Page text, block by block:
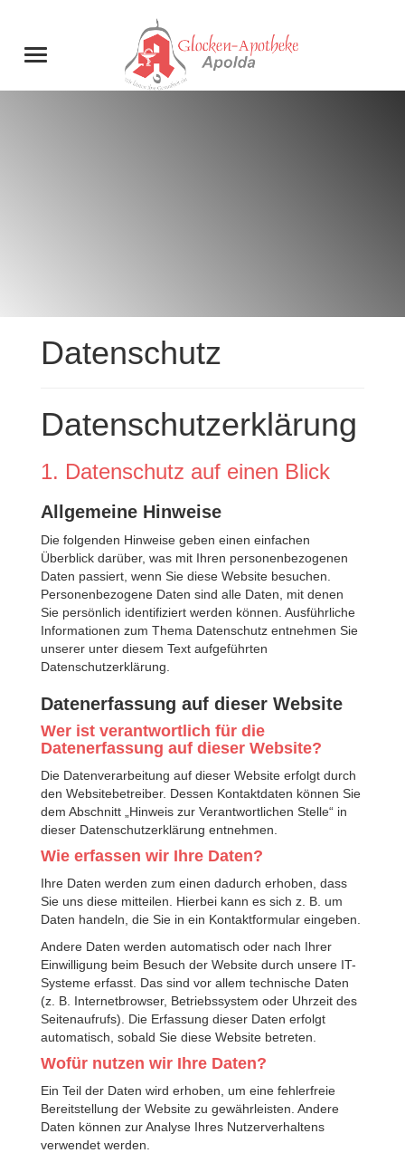
Datenschutz
Datenschutz­erklärung
1. Datenschutz auf einen Blick
Allgemeine Hinweise
Die folgenden Hinweise geben einen einfachen
Überblick darüber, was mit Ihren personenbezogenen
Daten passiert, wenn Sie diese Website besuchen.
Personenbezogene Daten sind alle Daten, mit denen
Sie persönlich identifiziert werden können. Ausführliche
Informationen zum Thema Datenschutz entnehmen Sie
unserer unter diesem Text aufgeführten
Datenschutzerklärung.
Datenerfassung auf dieser Website
Wer ist verantwortlich für die
Datenerfassung auf dieser Website?
Die Datenverarbeitung auf dieser Website erfolgt durch
den Websitebetreiber. Dessen Kontaktdaten können Sie
dem Abschnitt „Hinweis zur Verantwortlichen Stelle“ in
dieser Datenschutzerklärung entnehmen.
Wie erfassen wir Ihre Daten?
Ihre Daten werden zum einen dadurch erhoben, dass
Sie uns diese mitteilen. Hierbei kann es sich z. B. um
Daten handeln, die Sie in ein Kontaktformular eingeben.
Andere Daten werden automatisch oder nach Ihrer
Einwilligung beim Besuch der Website durch unsere IT-
Systeme erfasst. Das sind vor allem technische Daten
(z. B. Internetbrowser, Betriebssystem oder Uhrzeit des
Seitenaufrufs). Die Erfassung dieser Daten erfolgt
automatisch, sobald Sie diese Website betreten.
Wofür nutzen wir Ihre Daten?
Ein Teil der Daten wird erhoben, um eine fehlerfreie
Bereitstellung der Website zu gewährleisten. Andere
Daten können zur Analyse Ihres Nutzerverhaltens
verwendet werden.